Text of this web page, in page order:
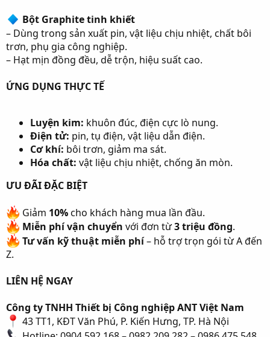
Bột Graphite tinh khiết
– Dùng trong sản xuất pin, vật liệu chịu nhiệt, chất bôi
trơn, phụ gia công nghiệp.
– Hạt mịn đồng đều, dễ trộn, hiệu suất cao.
ỨNG DỤNG THỰC TẾ
Luyện kim: khuôn đúc, điện cực lò nung.
Điện tử: pin, tụ điện, vật liệu dẫn điện.
Cơ khí: bôi trơn, giảm ma sát.
Hóa chất: vật liệu chịu nhiệt, chống ăn mòn.
ƯU ĐÃI ĐẶC BIỆT
Giảm 10%cho khách hàng mua lần đầu.
Miễn phí vận chuyển với đơn từ3 triệu đồng.
Tư vấn kỹ thuật miễn phí– hỗ trợ trọn gói từ A đến
Z.
LIÊN HỆ NGAY
Công ty TNHH Thiết bị Công nghiệp ANT Việt Nam
43 TT1, KĐT Văn Phú, P. Kiến Hưng, TP. Hà Nội